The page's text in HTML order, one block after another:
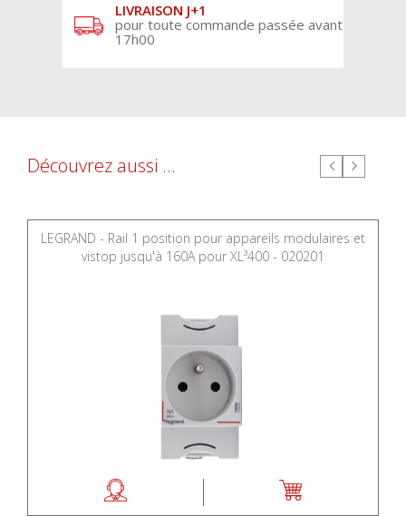
LIVRAISON J+1
pour toute commande passée avant
17h00
Découvrez aussi ...
LEGRAND - Rail 1 position pour appareils modulaires et
vistop jusqu'à 160A pour XL³400 - 020201